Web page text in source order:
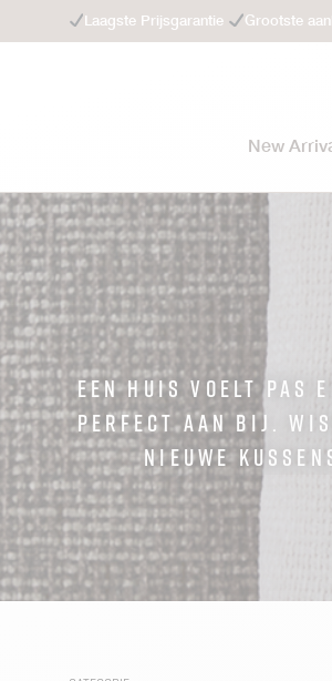
Laagste Prijsgarantie Grootste
New
Een huis voelt pas
perfect aan bij.
nieuwe